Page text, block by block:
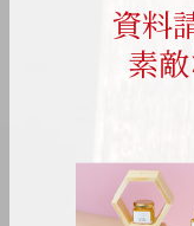
資料
素